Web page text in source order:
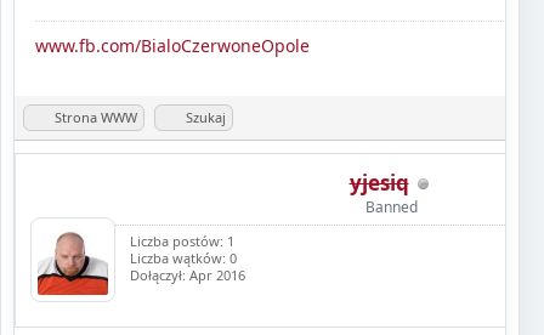
www.fb.com/BialoCzerwoneOpole
Strona WWW Szukaj
yjesiq
Banned
Liczba postów: 1
Liczba wątków: 0
Dołączył: Apr 2016